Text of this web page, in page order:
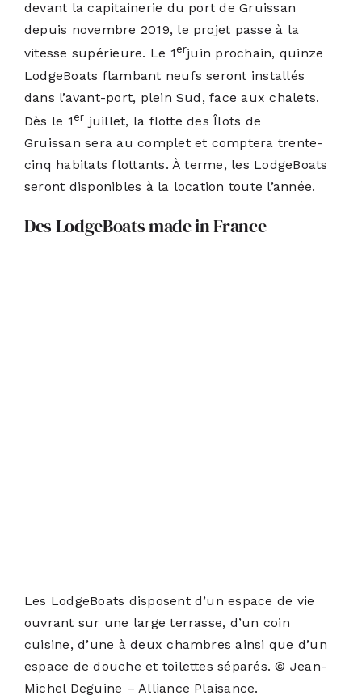
devant la capitainerie du port de Gruissan
depuis novembre 2019, le projet passe à la
vitesse supérieure. Le 1 erjuin prochain, quinze
LodgeBoats flambant neufs seront installés
dans l’avant-port, plein Sud, face aux chalets.
Dès le 1 er juillet, la flotte des Îlots de
Gruissan sera au complet et comptera trente-
cinq habitats flottants. À terme, les LodgeBoats
seront disponibles à la location toute l’année.
Des LodgeBoats made in France
Les LodgeBoats disposent d’un espace de vie
ouvrant sur une large terrasse, d’un coin
cuisine, d’une à deux chambres ainsi que d’un
espace de douche et toilettes séparés. © Jean-
Michel Deguine – Alliance Plaisance.